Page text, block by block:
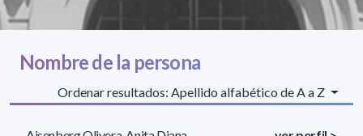
Nombre de la persona
Ordenar resultados: Apellido alfabético de A a Z